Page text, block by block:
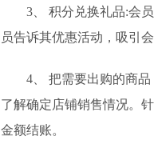
3、 积分兑换礼品:会员
员告诉其优惠活动，吸引
4、 把需要出购的商品
了解确定店铺销售情况。
金额结账。